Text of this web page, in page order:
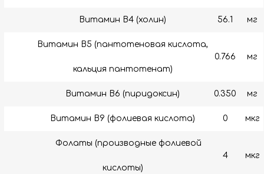
Витамин B4 (холин) 56.1 мг
Витамин B5 (пантотеновая кислота,
кальция пантотенат)
0.766 мг
Витамин B6 (пиридоксин) 0.350 мг
Витамин В9 (фолиевая кислота) 0 мкг
Фолаты (производные фолиевой
кислоты)
4 мкг